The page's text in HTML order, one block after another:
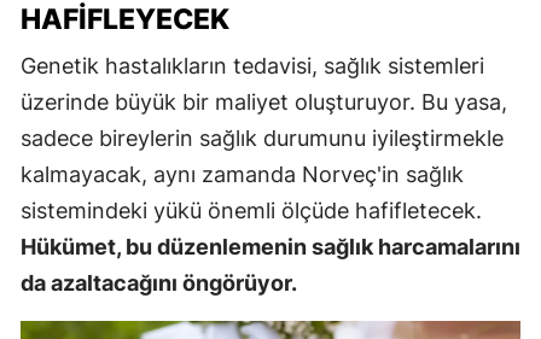
HAFIFLEYECEK
Genetik hastalıkların tedavisi, sağlık sistemleri
üzerinde büyük bir maliyet oluşturuyor. Bu yasa,
sadece bireylerin sağlık durumunu iyileştirmekle
kalmayacak, aynı zamanda Norveç'in sağlık
sistemindeki yükü önemli ölçüde hafifletecek.
Hükümet, bu düzenlemenin sağlık harcamalarını
da azaltacağını öngörüyor.